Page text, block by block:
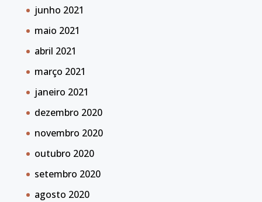
junho 2021
maio 2021
abril 2021
março 2021
janeiro 2021
dezembro 2020
novembro 2020
outubro 2020
setembro 2020
agosto 2020